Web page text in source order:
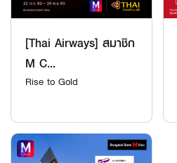
[Thai Airways] สมาชิก
M C...
Rise to Gold